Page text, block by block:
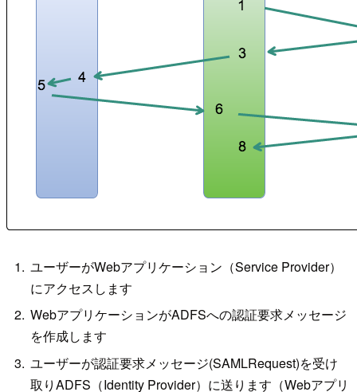
ユーザーがWebアプリケーション（Service Provider）
にアクセスします
WebアプリケーションがADFSへの認証要求メッセージ
を作成します
ユーザーが認証要求メッセージ(SAMLRequest)を受け
取りADFS（Identity Provider）に送ります（Webアプリ